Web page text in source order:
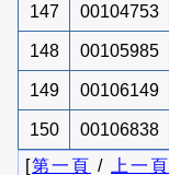
147 00104753
148 00105985
149 00106149
150 00106838
[第一頁 / 上一頁